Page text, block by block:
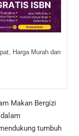
Harga Murah dan
Makan Bergizi
tumbuh